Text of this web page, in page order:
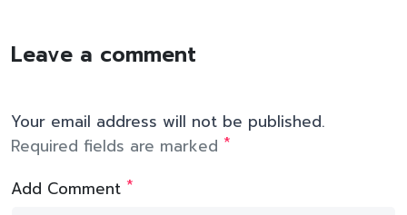
Leave a comment
Your email address will not be published.
Required fields are marked *
Add Comment *